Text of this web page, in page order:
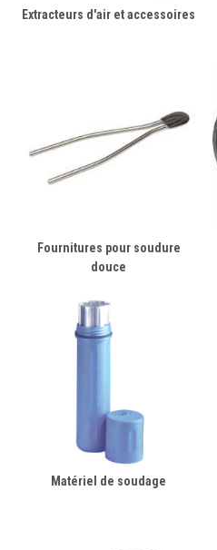
Extracteurs d'air et accessoires
Fournitures pour soudure
douce
Matériel de soudage